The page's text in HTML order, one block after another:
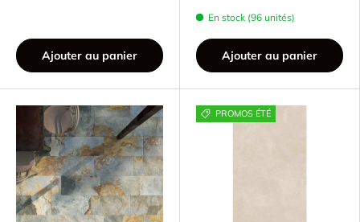
Ajouter au panier
En stock (96 unités)
Ajouter au panier
PROMOS ÉTÉ